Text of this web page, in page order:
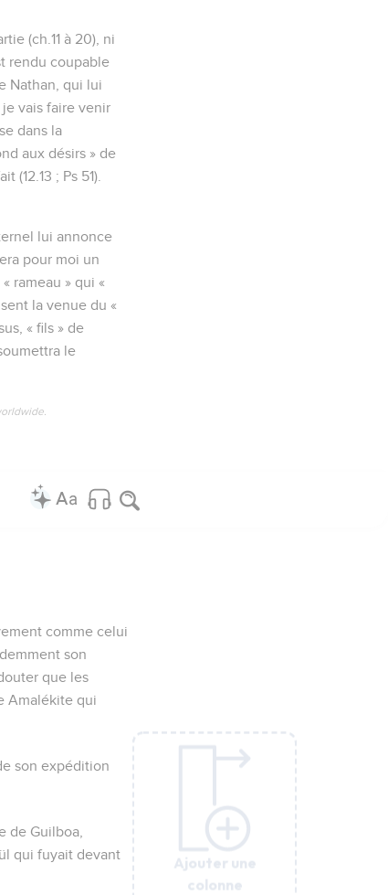
Ajouter une
colonne
(ch.11 à 20), ni
rendu coupable
Nathan, qui lui
vais faire venir
dans la
aux désirs » de
(12.13 ; Ps 51).
lui annonce
pour moi un
rameau » qui «
la venue du «
« fils » de
le
comme celui
son
que les
Amalékite qui
son expédition
de Guilboa,
qui fuyait devant
Ajouter une
colonne
Ajouter une
colonne
Ajouter une
colonne